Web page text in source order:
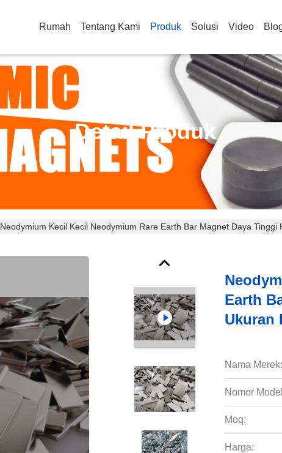
Rumah Tentang Kami Produk Solusi Video
Detail Produk
Neodymium Kecil Kecil Neodymium Rare Earth Bar Magnet Daya Tinggi
Earth
Ukuran
Nama Merek:
Nomor
Moq:
Harga: